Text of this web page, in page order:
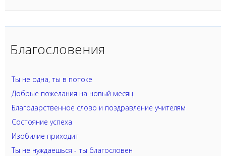
Благословения
Ты не одна, ты в потоке
Добрые пожелания на новый месяц
Благодарственное слово и поздравление учителям
Состояние успеха
Изобилие приходит
Ты не нуждаешься - ты благословен